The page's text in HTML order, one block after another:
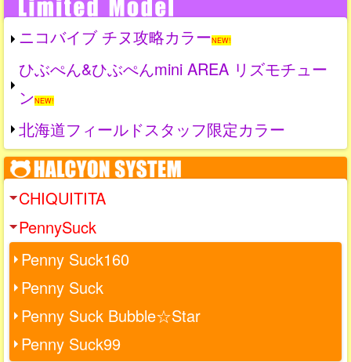
ニコバイブ チヌ攻略カラーNEW!
ひぶぺん&ひぶぺんmini AREA リズモチュー
ンNEW!
北海道フィールドスタッフ限定カラー
CHIQUITITA
PennySuck
Penny Suck160
Penny Suck
Penny Suck Bubble☆Star
Penny Suck99